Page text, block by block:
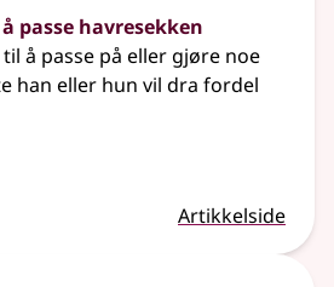
passe havresekken
å passe på eller gjøre noe
han eller hun vil dra fordel
Artikkelside